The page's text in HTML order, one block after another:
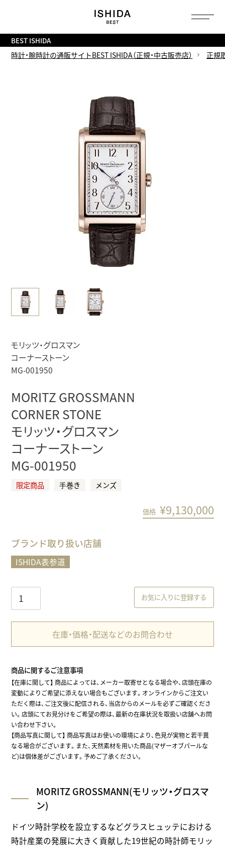
BEST ISHIDA
時計・腕時計の通販サイトBEST ISHIDA（正規・中古販売店）
正規
モリッツ・グロスマン
コーナーストーン
MG-001950
MORITZ GROSSMANN
CORNER STONE
モリッツ・グロスマン
コーナーストーン
MG-001950
限定商品 ⼿巻き メンズ
価格 ¥9,130,000
ブランド取り扱い店舗
ISHIDA表参道
お気に入りに登録する
在庫・価格・配送などのお問合わせ
商品に関するご注意事項
【在庫に関して】商品によっては、メーカー取寄せとなる場合や、店頭在庫の
変動によりご希望に添えない場合もございます。オンラインからご注文い
ただく際は、ご注文後に配信される、当店からのメールを必ずご確認くださ
い。店頭にてお見分けをご希望の際は、最新の在庫状況を取扱い店舗へお問
い合わせ下さい。
【商品写真に関して】 商品写真はお使いの環境により、色見が実物と若干異
なる場合がございます。また、天然素材を用いた商品(マザーオブパールな
ど)は個体差がございます。予めご了承ください。
MORITZ GROSSMANN(モリッツ・グロスマ
ン)
ドイツ時計学校を設立するなどグラスヒュッテにおける
時計産業の発展に大きく貢献した19世紀の時計師モリッ
へ